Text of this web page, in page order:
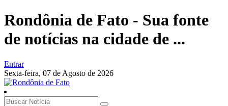
Rondônia de Fato - Sua fonte
de notícias na cidade de ...
Entrar
Sexta-feira, 07 de Agosto de 2026